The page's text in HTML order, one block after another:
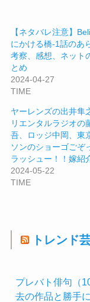
【ネタバレ注意】
にかける橋-1話のあ
考察、感想、ネット
とめ
2024-04-27
TIME
ヤーレンズの出井隼
リエンタルラジオの
吾、ロッジ中岡、東
ソンのショーゴごぞ
ラッシュー！！嫁紹
2024-05-22
TIME
トレンド
プレバト俳句（
去の作品と勝手